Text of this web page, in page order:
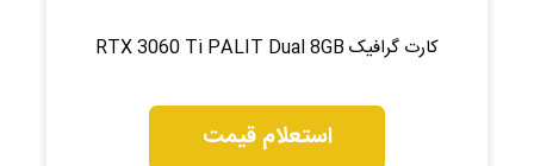
کارت گرافیک RTX 3060 Ti PALIT Dual 8GB
استعلام قیمت